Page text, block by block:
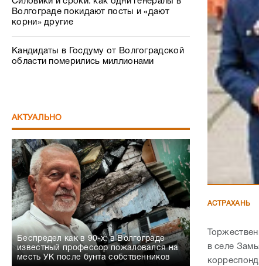
Волгограде покидают посты и «дают
корни» другие
Кандидаты в Госдуму от Волгоградской
области померились миллионами
АКТУАЛЬНО
Беспредел как в 90-х: в Волгограде
известный профессор пожаловался на
месть УК после бунта собственников
АСТРАХАНЬ
в селе